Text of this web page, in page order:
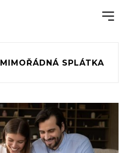
MIMOŘÁDNÁ SPLÁTKA